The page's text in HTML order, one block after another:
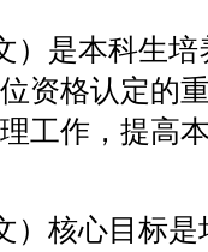
）是本科生
资格认定的
工作，提高
）核心目标